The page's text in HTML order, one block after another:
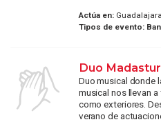
Actúa en:
Tipos de evento:
Duo Madastur
Duo musical donde
musical nos llevan
como exteriores.
verano de